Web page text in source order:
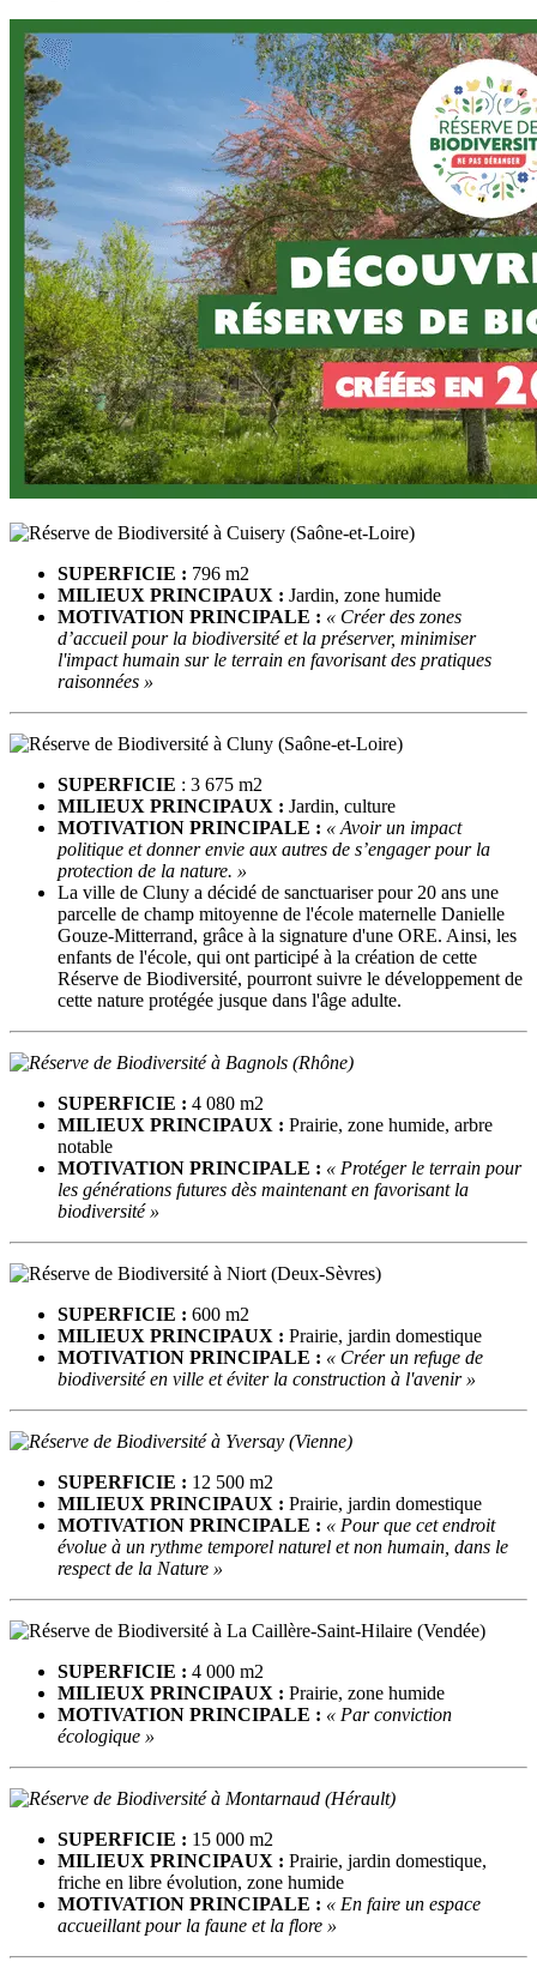
SUPERFICIE : 796 m2
MILIEUX PRINCIPAUX : Jardin, zone humide
MOTIVATION PRINCIPALE : « Créer des zones
d’accueil pour la biodiversité et la préserver, minimiser
l'impact humain sur le terrain en favorisant des pratiques
raisonnées »
SUPERFICIE : 3 675 m2
MILIEUX PRINCIPAUX : Jardin, culture
MOTIVATION PRINCIPALE : « Avoir un impact
politique et donner envie aux autres de s’engager pour la
protection de la nature. »
La ville de Cluny a décidé de sanctuariser pour 20 ans une
parcelle de champ mitoyenne de l'école maternelle Danielle
Gouze-Mitterrand, grâce à la signature d'une ORE. Ainsi, les
enfants de l'école, qui ont participé à la création de cette
Réserve de Biodiversité, pourront suivre le développement de
cette nature protégée jusque dans l'âge adulte.
SUPERFICIE : 4 080 m2
MILIEUX PRINCIPAUX : Prairie, zone humide, arbre
notable
MOTIVATION PRINCIPALE : « Protéger le terrain pour
les générations futures dès maintenant en favorisant la
biodiversité »
SUPERFICIE : 600 m2
MILIEUX PRINCIPAUX : Prairie, jardin domestique
MOTIVATION PRINCIPALE : « Créer un refuge de
biodiversité en ville et éviter la construction à l'avenir »
SUPERFICIE : 12 500 m2
MILIEUX PRINCIPAUX : Prairie, jardin domestique
MOTIVATION PRINCIPALE : « Pour que cet endroit
évolue à un rythme temporel naturel et non humain, dans le
respect de la Nature »
SUPERFICIE : 4 000 m2
MILIEUX PRINCIPAUX : Prairie, zone humide
MOTIVATION PRINCIPALE : « Par conviction
écologique »
SUPERFICIE : 15 000 m2
MILIEUX PRINCIPAUX : Prairie, jardin domestique,
friche en libre évolution, zone humide
MOTIVATION PRINCIPALE : « En faire un espace
accueillant pour la faune et la flore »